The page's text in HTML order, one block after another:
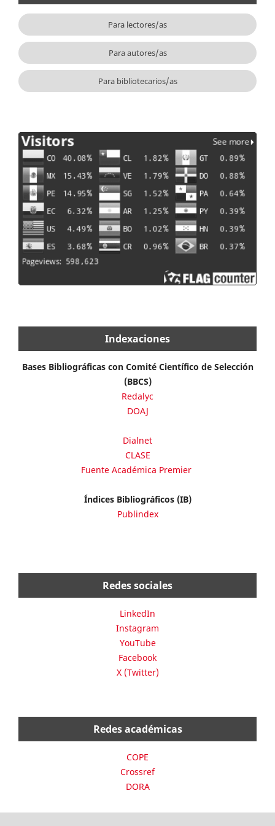
Para lectores/as
Para autores/as
Para bibliotecarios/as
Indexaciones
Bases Bibliográficas con Comité Científico de Selección
(BBCS)
Redalyc
DOAJ
Dialnet
CLASE
Fuente Académica Premier
Índices Bibliográficos (IB)
Publindex
Redes sociales
LinkedIn
Instagram
YouTube
Facebook
X (Twitter)
Redes académicas
COPE
Crossref
DORA